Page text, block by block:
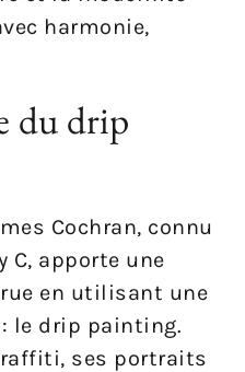
harmonie,
du drip
Cochran, connu
C, apporte une
en utilisant une
le drip painting.
ses portraits